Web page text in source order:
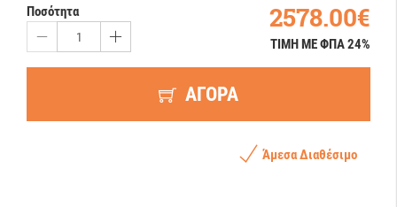
2578.00€
ΤΙΜΗ ΜΕ ΦΠΑ 24%
Ποσότητα
ΑΓΟΡΑ
Άμεσα Διαθέσιμο